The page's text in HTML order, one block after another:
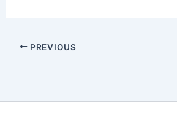
PREVIOUS